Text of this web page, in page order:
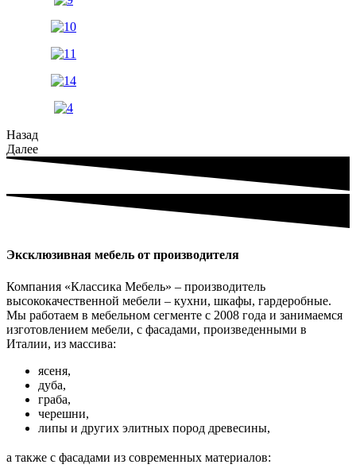
Назад
Далее
Эксклюзивная мебель от производителя
Компания «Классика Мебель» – производитель
высококачественной мебели – кухни, шкафы, гардеробные.
Мы работаем в мебельном сегменте с 2008 года и занимаемся
изготовлением мебели, с фасадами, произведенными в
Италии, из массива:
ясеня,
дуба,
граба,
черешни,
липы и других элитных пород древесины,
а также с фасадами из современных материалов: